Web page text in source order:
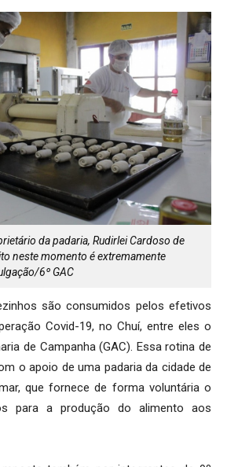
da padaria, Rudirlei Cardoso de
neste momento é extremamente
6º GAC
são consumidos pelos efetivos
Covid-19, no Chuí, entre eles o
de Campanha (GAC). Essa rotina de
o apoio de uma padaria da cidade de
que fornece de forma voluntária o
para a produção do alimento aos